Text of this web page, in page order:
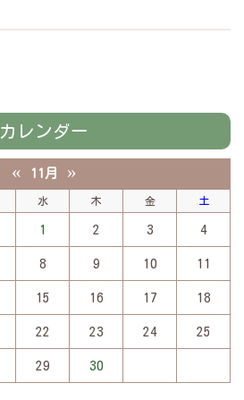
カレンダー
« 11月 »
水 木 金 土
1 2 3 4
8 9 10 11
15 16 17 18
22 23 24 25
29 30